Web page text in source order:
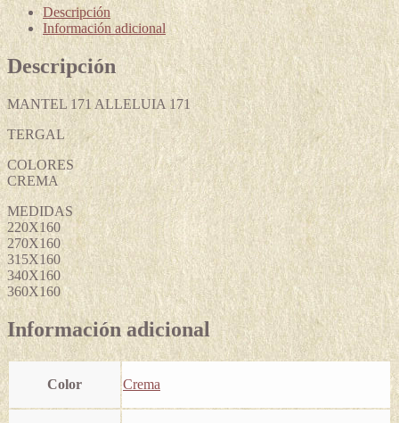
Descripción
Información adicional
Descripción
MANTEL 171 ALLELUIA 171
TERGAL
COLORES
CREMA
MEDIDAS
220X160
270X160
315X160
340X160
360X160
Información adicional
Color Crema